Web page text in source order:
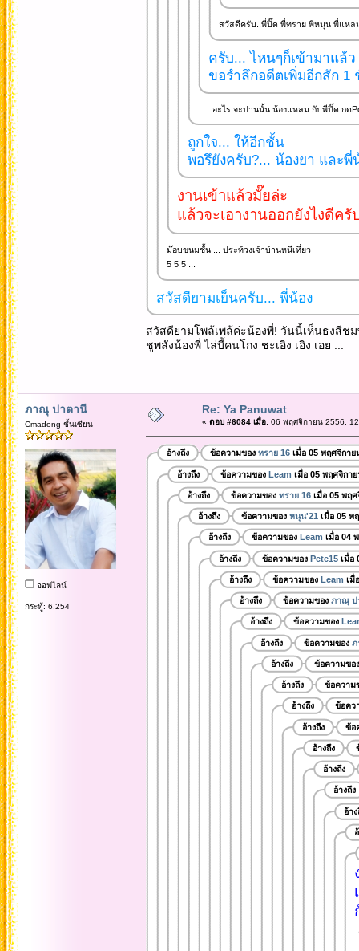
สวัสดีครับ..พี่ปิ๊ด พี่ทราย พี่หนุน พี่แหล
ครับ... ไหนๆก็เข้ามาแล้ว
ขอรำลึกอดีตเพิ่มอีกสัก 1
อะไร จะปานนั้น น้องแหลม กับพี่ปิ๊ด กด
ถูกใจ... ให้อีกชั้น
พอรึยังครับ?... น้องยา และพี่
งานเข้าแล้วมั๊ยล่ะ
แล้วจะเอางานออกยังไงดีครั
ม๊อบขนมชั้น ... ประท้วงเจ้าบ้านหนีเที่ยว
5 5 5 ...
สวัสดียามเย็นครับ... พี่น้อง
สวัสดียามโพล้เพล้ค่ะน้องพี่! วันนี้เห็นธงสีช
ชูพลังน้องพี่ ไล่บี้คนโกง ชะเอิง เอิง เอย ...
ภาณุ ปาตานี
Cmadong ชั้นเซียน
ออฟไลน์
กระทู้: 6,254
Re: Ya Panuwat
« ตอบ #6084 เมื่อ:06 พฤศจิกายน 2556,
อ้างถึง ข้อความของ ทราย 16เมื่อ 05 พฤศจิกาย
อ้างถึง ข้อความของ Leam เมื่อ 05 พฤศจิกา
อ้างถึง ข้อความของ ทราย 16เมื่อ 05 พฤศ
อ้างถึง ข้อความของ หนุน'21 เมื่อ 05 พ
อ้างถึง ข้อความของ Leam เมื่อ 04
อ้างถึง ข้อความของ Pete15เมื่อ
อ้างถึง ข้อความของ Leam เมื่
อ้างถึง ข้อความของ ภาณุ ป
อ้างถึง ข้อความของ
อ้างถึง ข้อความของ ภ
อ้างถึง ข้อความขอ
อ้างถึง ข้อความ
อ้างถึง ข้อคว
อ้างถึง ข้อ
อ้างถึง
อ้างถึง
อ้างถึง
อ้าง